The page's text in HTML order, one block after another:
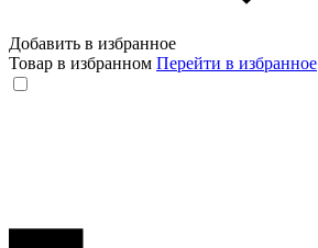
Добавить в избранное
Товар в избранном Перейти в избранное